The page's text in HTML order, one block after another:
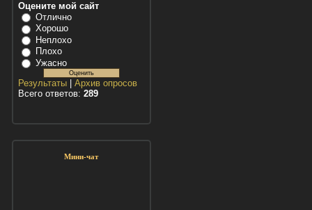
Оцените мой сайт
Отлично
Хорошо
Неплохо
Плохо
Ужасно
Результаты| Архив опросов
Всего ответов: 289
Мини-чат